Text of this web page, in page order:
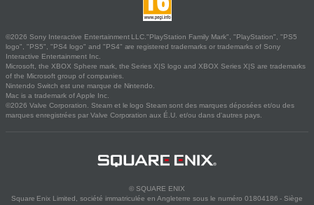
©2026 Sony Interactive Entertainment LLC."PlayStation Family Mark", "PlayStation", "PS5
logo", "PS5", "PS4 logo" and "PS4" are registered trademarks or trademarks of Sony
Interactive Entertainment Inc.
Microsoft, the XBOX Sphere mark, the Series X|S logo and XBOX Series X|S are trademarks
of the Microsoft group of companies.
Nintendo Switch est une marque de Nintendo.
Mac is a trademark of Apple Inc.
©2026 Valve Corporation. Steam et le logo Steam sont des marques déposées et/ou des
marques enregistrées par Valve Corporation aux É.U. et/ou dans d'autres pays.
© SQUARE ENIX
Square Enix Limited, société immatriculée en Angleterre sous le numéro 01804186 - Siège